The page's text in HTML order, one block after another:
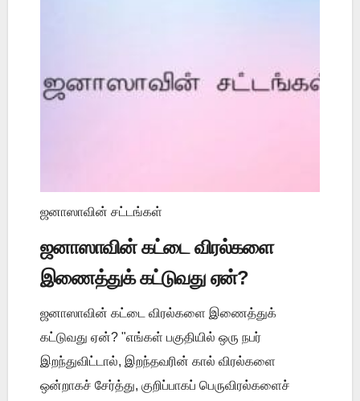
ஜனாஸாவின் சட்டங்கள்
ஜனாஸாவின் கட்டை விரல்களை
இணைத்துக் கட்டுவது ஏன்?
ஜனாஸாவின் கட்டை விரல்களை இணைத்துக்
கட்டுவது ஏன்? "எங்கள் பகுதியில் ஒரு நபர்
இறந்துவிட்டால், இறந்தவரின் கால் விரல்களை
ஒன்றாகச் சேர்த்து, குறிப்பாகப் பெருவிரல்களைச்